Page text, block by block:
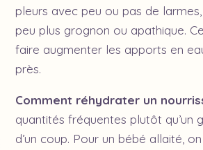
pleurs avec peu ou pas de
peu plus grognon ou apathique.
faire augmenter les apports en
près.
Comment réhydrater un
quantités fréquentes plutôt qu’un
d’un coup. Pour un bébé allaité,